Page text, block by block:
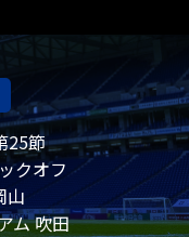
25節
クオフ
山
ム 吹田